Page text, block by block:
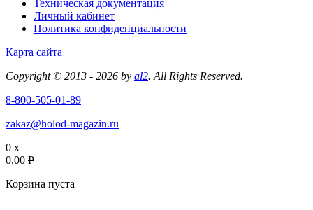
Техническая документация
Личный кабинет
Политика конфиденциальности
Карта сайта
Copyright © 2013 - 2026 by al2. All Rights Reserved.
8-800-505-01-89
zakaz@holod-magazin.ru
0 x
0,00 P
Корзина пуста